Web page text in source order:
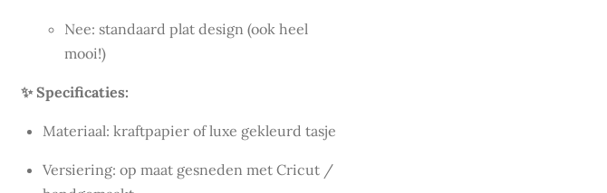
Nee: standaard plat design (ook heel
mooi!)
✨ Specificaties:
Materiaal: kraftpapier of luxe gekleurd tasje
Versiering: op maat gesneden met Cricut /